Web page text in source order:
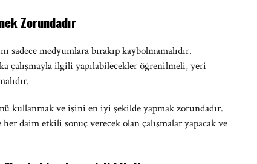
Zorundadır
sadece medyumlara bırakıp kaybolmamalıdır.
çalışmayla ilgili yapılabilecekler öğrenilmeli, yeri
kullanmak ve işini en iyi şekilde yapmak zorundadır.
daim etkili sonuç verecek olan çalışmalar yapacak ve